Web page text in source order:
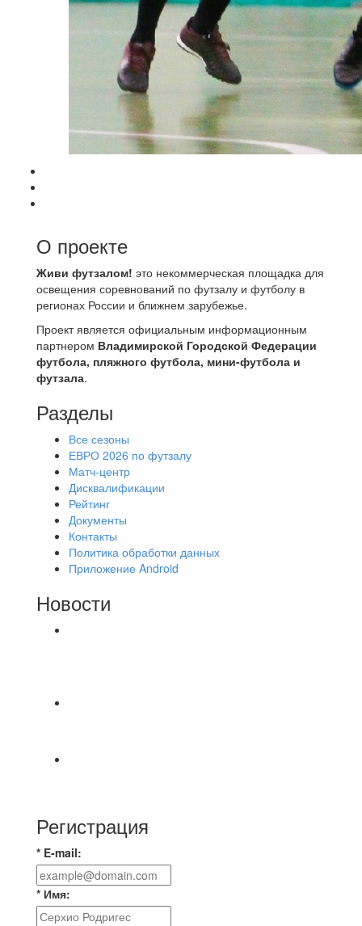
О проекте
Живи футзалом! это некоммерческая площадка для
освещения соревнований по футзалу и футболу в
регионах России и ближнем зарубежье.
Проект является официальным информационным
партнером Владимирской Городской Федерации
футбола, пляжного футбола, мини-футбола и
футзала.
Разделы
Все сезоны
ЕВРО 2026 по футзалу
Матч-центр
Дисквалификации
Рейтинг
Документы
Контакты
Политика обработки данных
Приложение Android
Новости
Регистрация
* E-mail:
* Имя: